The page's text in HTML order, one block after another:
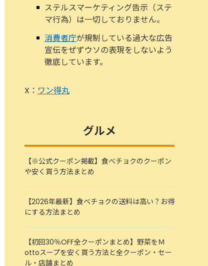
ステルスマーケティング告示（ステ
マ行為）は一切しておりません。
消費者庁が規制している過大な広告
宣伝をぜずウソの表現をしないよう
徹底しています。
X： ワン得丸
グルメ
【※公式クーポン掲載】食べチョクのクーポン
や安く買う方法まとめ
【2026年最新】食べチョクの送料は高い？お得
にする方法まとめ
【初回30％OFF全クーポンまとめ】野菜をＭ
ottoスープを安く買う方法と全クーポン・セー
ル・店舗まとめ